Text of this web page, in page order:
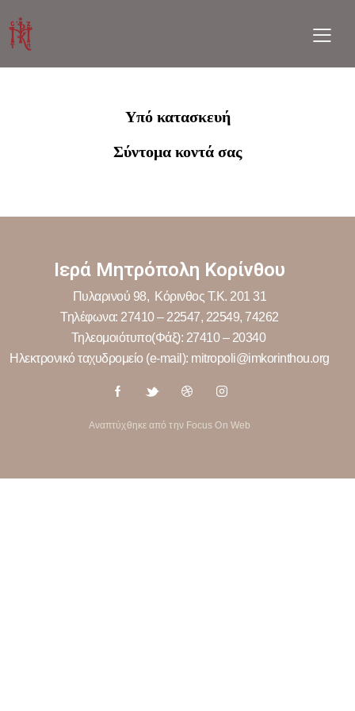
Υπό κατασκευή
Σύντομα κοντά σας
Ιερά Μητρόπολη Κορίνθου
Πυλαρινού 98, Κόρινθος Τ.Κ. 201 31
Τηλέφωνα: 27410 – 22547, 22549, 74262
Τηλεομοιότυπο(Φάξ): 27410 – 20340
Ηλεκτρονικό ταχυδρομείο (e-mail): mitropoli@imkorinthou.org
Αναπτύχθηκε από την Focus On Web